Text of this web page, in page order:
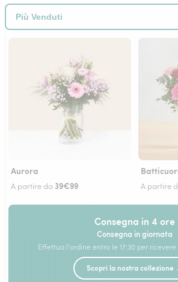
Aurora
A partire da 39€99 A partire
Consegna in 4 ore
Consegna in giornata
Effettua l'ordine entro le 17:30 per
Scopri la nostra collezione